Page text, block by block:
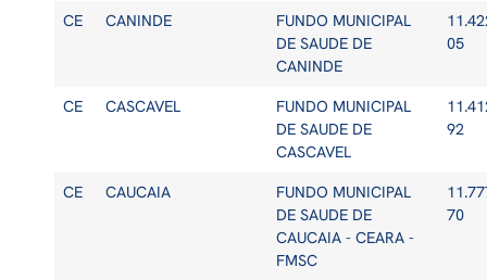
CE CANINDE
FUNDO MUNICIPAL
DE SAUDE DE
CANINDE
05
CE CASCAVEL
FUNDO MUNICIPAL
DE SAUDE DE
CASCAVEL
92
CE CAUCAIA
FUNDO MUNICIPAL
DE SAUDE DE
CAUCAIA - CEARA -
FMSC
70